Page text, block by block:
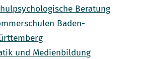
Beratung
Baden-
und Medienbildung